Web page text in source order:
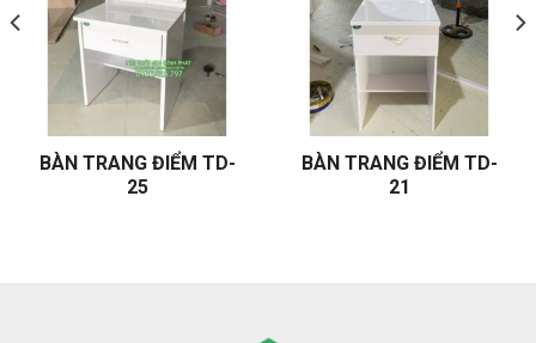
BÀN TRANG ĐIỂM TD-
25
BÀN TRANG ĐIỂM TD-
21